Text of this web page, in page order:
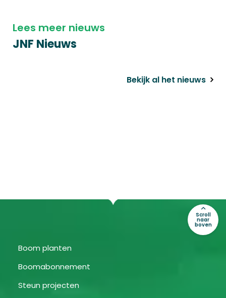
Lees meer nieuws
JNF Nieuws
Bekijk al het nieuws
Boom planten
Boomabonnement
Steun projecten
Scroll
naar
boven